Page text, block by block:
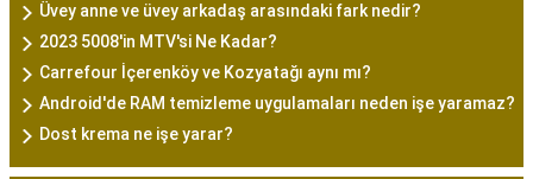
Üvey anne ve üvey arkadaş arasındaki fark nedir?
2023 5008'in MTV'si Ne Kadar?
Carrefour İçerenköy ve Kozyatağı aynı mı?
Android'de RAM temizleme uygulamaları neden işe yaramaz?
Dost krema ne işe yarar?